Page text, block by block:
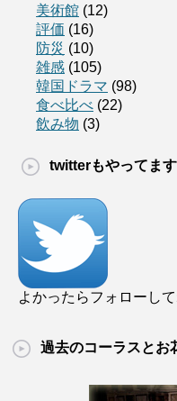
美術館 (12)
評価 (16)
防災 (10)
雑感 (105)
韓国ドラマ (98)
食べ比べ (22)
飲み物 (3)
twitterもやってます
よかったらフォローして
過去のコーラスとお